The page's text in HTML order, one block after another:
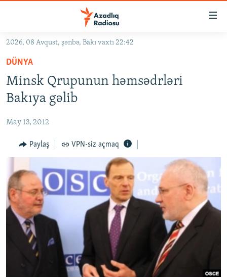
Əsas
qayıt
Əsas
naviqasiyaya
qayıt
#İZAHLA
KORRUPSIOMETR
#ƏSLINDƏ
FƏRQƏ BAX
QANUNI DOĞRU
MULTIMEDIA
VIDEO
FOTOQALEREYA
İNFOQRAFIKA
KARIKATURA
RADIO ARXIV
OXU ZALI
AZƏRBAYCAN ƏDƏBIYYATI KITABXANASI
İSLAM VƏ DEMOKRATIYA
İZ - MƏDƏNIYYƏT PROQRAMI
HAQQIMIZDA
MISSIYAMIZ
PEŞƏ ETIKASI VƏ JURNALISTIKA STANDARTLARIMIZ
MATERIALLARIMIZDAN ISTIFADƏ
BIZI IZLƏ
2026, 08 Avqust, şənbə, Bakı vaxtı 22:42
DÜNYA
Minsk Qrupunun həmsədrləri
Bakıya gəlib
May 13, 2012
Paylaş VPN-siz açmaq